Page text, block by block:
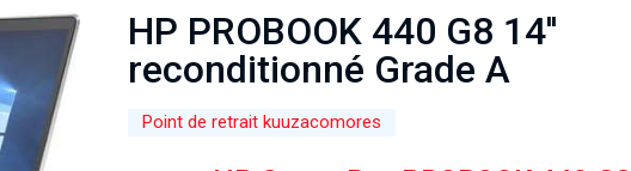
HP PROBOOK 440 G8 14''
reconditionné Grade A
Point de retrait kuuzacomores